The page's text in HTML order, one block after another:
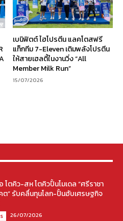
เบนิฟิตต์ ไฮโปรตีน แลคโตสฟรี
แท็กทีม 7-Eleven เติมพลังโปรตีน
ให้สายเฮลตี้ในงานวิ่ง “All
Member Milk Run”
15/07/2026
โตคิว-สห โตคิวปั้นโมเดล “ศรีราชา
ต” รับคลื่นทุนโลก-ปั้นฮับเศรษฐกิจ
26/07/2026